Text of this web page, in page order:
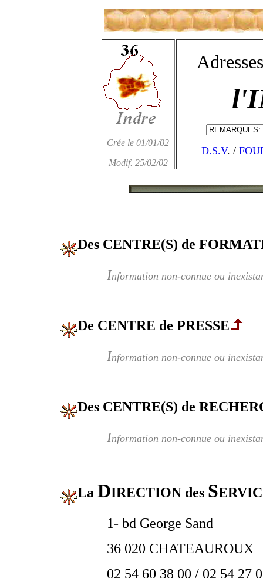
Crée le 01/01/02
Modif. 25/02/02
D.S.V. /
Des CENTRE(S) de
Information non-connue ou
De CENTRE de PRESSE
Information non-connue ou
Des CENTRE(S) de
Information non-connue ou
La DIRECTION des S
1- bd George Sand
36 020 CHATEAUROUX
02 54 60 38 00 / 02 54 27